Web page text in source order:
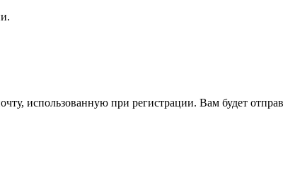
использованную при регистрации. Вам будет